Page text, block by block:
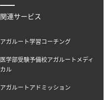
関連サービス
アガルート学習コーチング
医学部受験予備校アガルートメディ
カル
アガルートアドミッション